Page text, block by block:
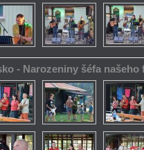
- Narozeniny šéfa našeho